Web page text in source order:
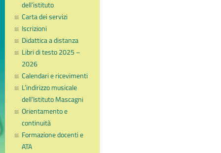
dell’istituto
Carta dei servizi
Iscrizioni
Didattica a distanza
Libri di testo 2025 –
2026
Calendari e ricevimenti
L’indirizzo musicale
dell’Istituto Mascagni
Orientamento e
continuità
Formazione docenti e
ATA